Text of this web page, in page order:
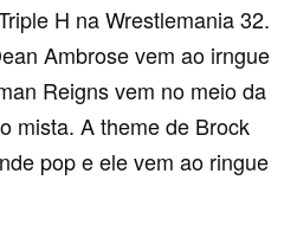
H na Wrestlemania 32.
Ambrose vem ao irngue
Reigns vem no meio da
mista. A theme de Brock
pop e ele vem ao ringue